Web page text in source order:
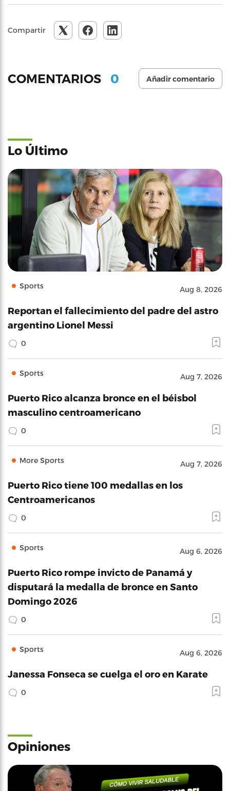
Compartir
COMENTARIOS 0 Añadir comentario
Lo Último
Sports Aug 8, 2026
Reportan el fallecimiento del padre del astro
argentino Lionel Messi
0
Sports Aug 7, 2026
Puerto Rico alcanza bronce en el béisbol
masculino centroamericano
0
More Sports Aug 7, 2026
Puerto Rico tiene 100 medallas en los
Centroamericanos
0
Sports Aug 6, 2026
Puerto Rico rompe invicto de Panamá y
disputará la medalla de bronce en Santo
Domingo 2026
0
Sports Aug 6, 2026
Janessa Fonseca se cuelga el oro en Karate
0
Opiniones